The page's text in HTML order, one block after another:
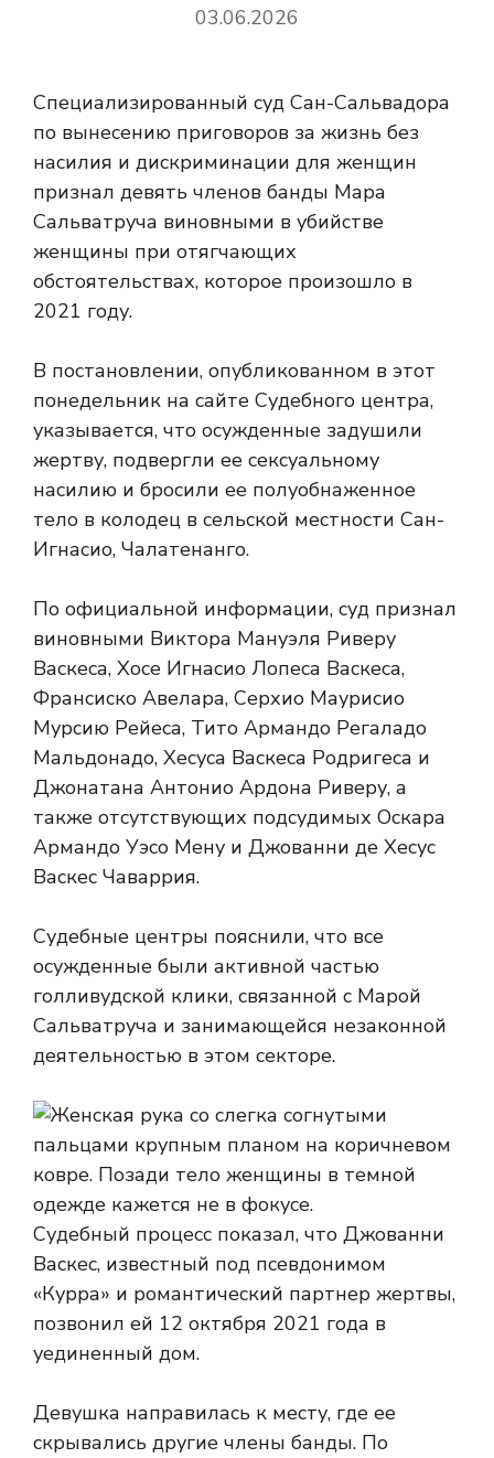
03.06.2026
Специализированный суд Сан-Сальвадора
по вынесению приговоров за жизнь без
насилия и дискриминации для женщин
признал девять членов банды Мара
Сальватруча виновными в убийстве
женщины при отягчающих
обстоятельствах, которое произошло в
2021 году.
В постановлении, опубликованном в этот
понедельник на сайте Судебного центра,
указывается, что осужденные задушили
жертву, подвергли ее сексуальному
насилию и бросили ее полуобнаженное
тело в колодец в сельской местности Сан-
Игнасио, Чалатенанго.
По официальной информации, суд признал
виновными Виктора Мануэля Риверу
Васкеса, Хосе Игнасио Лопеса Васкеса,
Франсиско Авелара, Серхио Маурисио
Мурсию Рейеса, Тито Армандо Регаладо
Мальдонадо, Хесуса Васкеса Родригеса и
Джонатана Антонио Ардона Риверу, а
также отсутствующих подсудимых Оскара
Армандо Уэсо Мену и Джованни де Хесус
Васкес Чаваррия.
Судебные центры пояснили, что все
осужденные были активной частью
голливудской клики, связанной с Марой
Сальватруча и занимающейся незаконной
деятельностью в этом секторе.
Судебный процесс показал, что Джованни
Васкес, известный под псевдонимом
«Курра» и романтический партнер жертвы,
позвонил ей 12 октября 2021 года в
уединенный дом.
Девушка направилась к месту, где ее
скрывались другие члены банды. По